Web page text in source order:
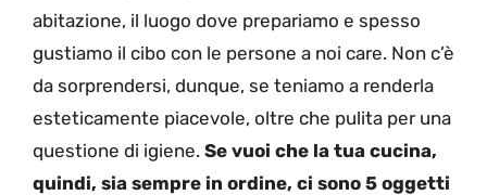
abitazione, il luogo dove prepariamo e spesso
gustiamo il cibo con le persone a noi care. Non c’è
da sorprendersi, dunque, se teniamo a renderla
esteticamente piacevole, oltre che pulita per una
questione di igiene. Se vuoi che la tua cucina,
quindi, sia sempre in ordine, ci sono 5 oggetti